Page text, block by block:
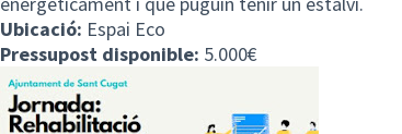
Ubicació: Espai Eco
Pressupost disponible: 5.000€